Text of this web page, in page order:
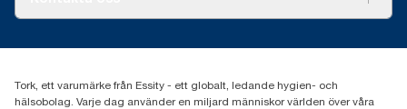
031-746 17 00
Tork, ett varumärke från Essity - ett globalt, ledande hygien- och
hälsobolag. Varje dag använder en miljard människor världen över våra